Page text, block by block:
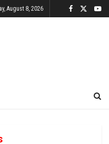
August 8, 2026